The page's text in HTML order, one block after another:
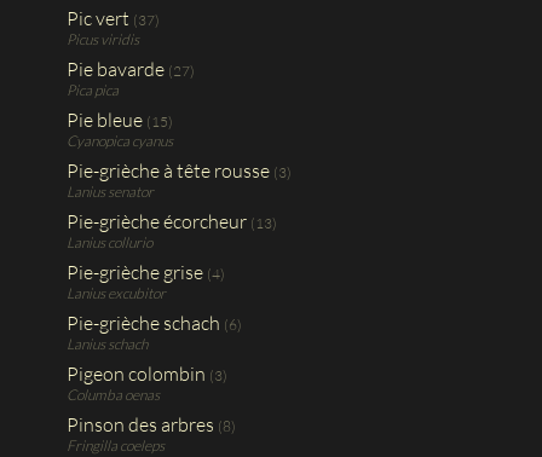
Pic vert (37)
Picus viridis
Pie bavarde (27)
Pica pica
Pie bleue (15)
Cyanopica cyanus
Pie-grièche à tête rousse (3)
Lanius senator
Pie-grièche écorcheur (13)
Lanius collurio
Pie-grièche grise (4)
Lanius excubitor
Pie-grièche schach (6)
Lanius schach
Pigeon colombin (3)
Columba oenas
Pinson des arbres (8)
Fringilla coeleps